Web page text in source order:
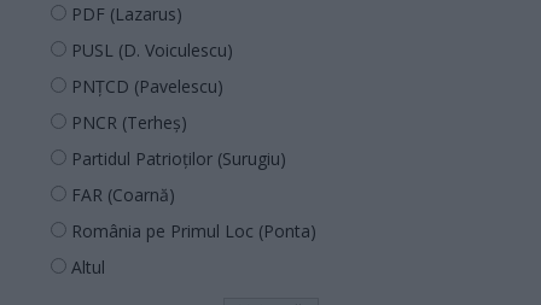
PDF (Lazarus)
PUSL (D. Voiculescu)
PNȚCD (Pavelescu)
PNCR (Terheș)
Partidul Patrioților (Surugiu)
FAR (Coarnă)
România pe Primul Loc (Ponta)
Altul